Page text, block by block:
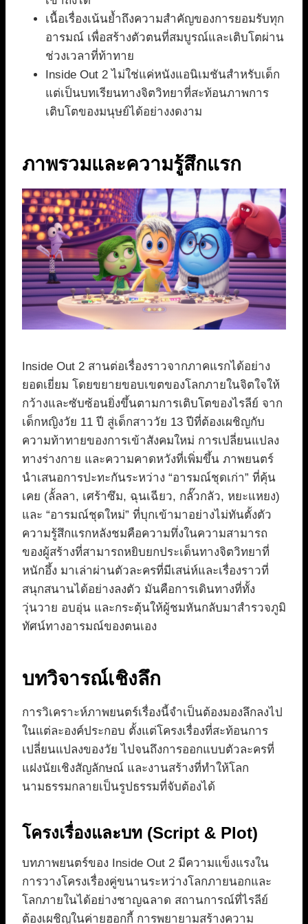
เนื้อเรื่องเน้นย้ำถึงความสำคัญของการยอมรับทุก
อารมณ์ เพื่อสร้างตัวตนที่สมบูรณ์และเติบโตผ่าน
ช่วงเวลาที่ท้าทาย
Inside Out 2 ไม่ใช่แค่หนังแอนิเมชันสำหรับเด็ก
แต่เป็นบทเรียนทางจิตวิทยาที่สะท้อนภาพการ
เติบโตของมนุษย์ได้อย่างงดงาม
ภาพรวมและความรู้สึกแรก
Inside Out 2 สานต่อเรื่องราวจากภาคแรกได้อย่าง
ยอดเยี่ยม โดยขยายขอบเขตของโลกภายในจิตใจให้
กว้างและซับซ้อนยิ่งขึ้นตามการเติบโตของไรลีย์ จาก
เด็กหญิงวัย 11 ปี สู่เด็กสาววัย 13 ปีที่ต้องเผชิญกับ
ความท้าทายของการเข้าสังคมใหม่ การเปลี่ยนแปลง
ทางร่างกาย และความคาดหวังที่เพิ่มขึ้น ภาพยนตร์
นำเสนอการปะทะกันระหว่าง “อารมณ์ชุดเก่า” ที่คุ้น
เคย (ลั้ลลา, เศร้าซึม, ฉุนเฉียว, กลั๊วกลัว, หยะแหยง)
และ “อารมณ์ชุดใหม่” ที่บุกเข้ามาอย่างไม่ทันตั้งตัว
ความรู้สึกแรกหลังชมคือความทึ่งในความสามารถ
ของผู้สร้างที่สามารถหยิบยกประเด็นทางจิตวิทยาที่
หนักอึ้ง มาเล่าผ่านตัวละครที่มีเสน่ห์และเรื่องราวที่
สนุกสนานได้อย่างลงตัว มันคือการเดินทางที่ทั้ง
วุ่นวาย อบอุ่น และกระตุ้นให้ผู้ชมหันกลับมาสำรวจภูมิ
ทัศน์ทางอารมณ์ของตนเอง
บทวิจารณ์เชิงลึก
การวิเคราะห์ภาพยนตร์เรื่องนี้จำเป็นต้องมองลึกลงไป
ในแต่ละองค์ประกอบ ตั้งแต่โครงเรื่องที่สะท้อนการ
เปลี่ยนแปลงของวัย ไปจนถึงการออกแบบตัวละครที่
แฝงนัยเชิงสัญลักษณ์ และงานสร้างที่ทำให้โลก
นามธรรมกลายเป็นรูปธรรมที่จับต้องได้
โครงเรื่องและบท (Script & Plot)
บทภาพยนตร์ของ Inside Out 2 มีความแข็งแรงใน
การวางโครงเรื่องคู่ขนานระหว่างโลกภายนอกและ
โลกภายในได้อย่างชาญฉลาด สถานการณ์ที่ไรลีย์
ต้องเผชิญในค่ายฮอกกี้ การพยายามสร้างความ